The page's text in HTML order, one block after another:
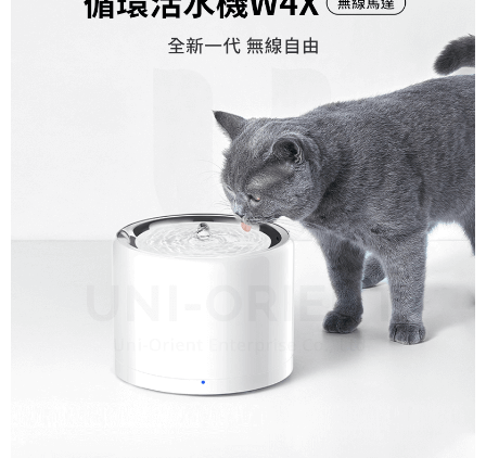
宅配【全館滿1500免運】
每筆NT$85，滿NT$1,500(含以上)免運費
每筆NT$115，滿NT$1,500(含以上)免運費